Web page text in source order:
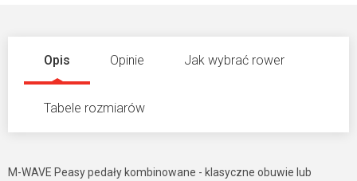
Opis Opinie Jak wybrać rower
Tabele rozmiarów
M-WAVE Peasy pedały kombinowane - klasyczne obuwie lub